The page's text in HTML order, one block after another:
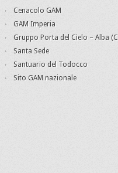
Cenacolo GAM
GAM Imperia
Gruppo Porta del Cielo – Alba
Santa Sede
Santuario del Todocco
Sito GAM nazionale